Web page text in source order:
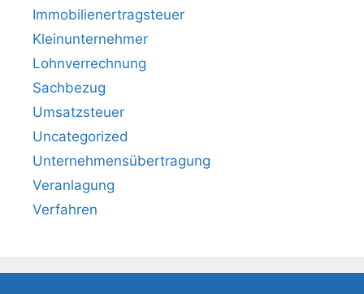
Immobilienertragsteuer
Kleinunternehmer
Lohnverrechnung
Sachbezug
Umsatzsteuer
Uncategorized
Unternehmensübertragung
Veranlagung
Verfahren